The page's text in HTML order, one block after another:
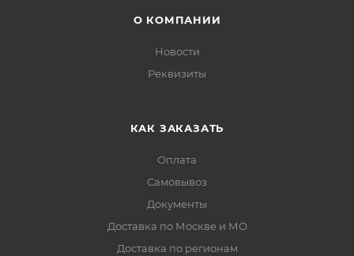
О КОМПАНИИ
Новости
Реквизиты
КАК ЗАКАЗАТЬ
Оплата
Самовывоз
Документы
Доставка по Москве и МО
Доставка по регионам